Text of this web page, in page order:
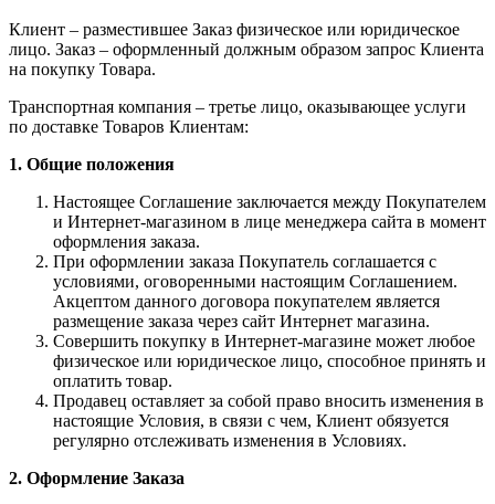
Клиент – разместившее Заказ физическое или юридическое
лицо. Заказ – оформленный должным образом запрос Клиента
на покупку Товара.
Транспортная компания – третье лицо, оказывающее услуги
по доставке Товаров Клиентам:
1. Общие положения
Настоящее Соглашение заключается между Покупателем
и Интернет-магазином в лице менеджера сайта в момент
оформления заказа.
При оформлении заказа Покупатель соглашается с
условиями, оговоренными настоящим Соглашением.
Акцептом данного договора покупателем является
размещение заказа через сайт Интернет магазина.
Совершить покупку в Интернет-магазине может любое
физическое или юридическое лицо, способное принять и
оплатить товар.
Продавец оставляет за собой право вносить изменения в
настоящие Условия, в связи с чем, Клиент обязуется
регулярно отслеживать изменения в Условиях.
2. Оформление Заказа